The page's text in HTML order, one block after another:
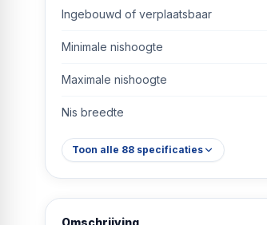
Ingebouwd of verplaatsbaar
Minimale nishoogte
Maximale nishoogte
Nis breedte
Toon alle 88 specificaties
Omschrijving